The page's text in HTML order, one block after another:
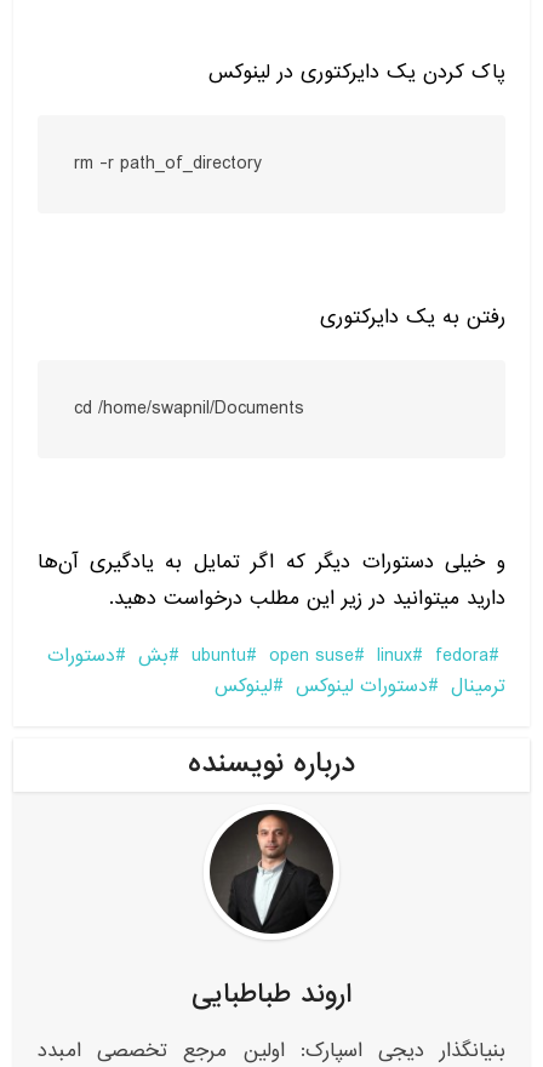
پاک کردن یک دایرکتوری در لینوکس
rm -r path_of_directory
رفتن به یک دایرکتوری
cd /home/swapnil/Documents
و خیلی دستورات دیگر که اگر تمایل به یادگیری آن‌ها
دارید میتوانید در زیر این مطلب درخواست دهید.
fedora
linux
open suse
ubuntu بش
دستورات
ترمینال
دستورات لینوکس لینوکس
درباره نویسنده
اروند طباطبایی
بنیانگذار دیجی اسپارک: اولین مرجع تخصصی امبدد